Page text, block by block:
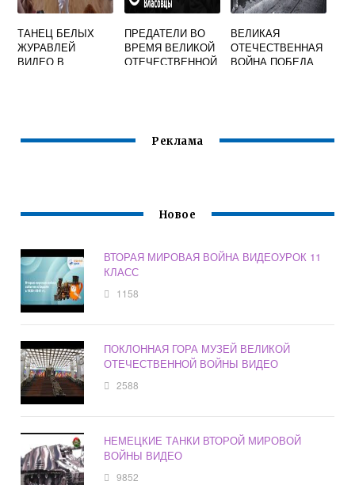
ТАНЕЦ БЕЛЫХ
ЖУРАВЛЕЙ
ВИДЕО В
ПРЕДАТЕЛИ ВО
ВРЕМЯ ВЕЛИКОЙ
ОТЕЧЕСТВЕННОЙ
ВЕЛИКАЯ
ОТЕЧЕСТВЕННАЯ
ВОЙНА ПОБЕДА
Реклама
Новое
ВТОРАЯ МИРОВАЯ ВОЙНА ВИДЕОУРОК 11
КЛАСС
1158
ПОКЛОННАЯ ГОРА МУЗЕЙ ВЕЛИКОЙ
ОТЕЧЕСТВЕННОЙ ВОЙНЫ ВИДЕО
2588
НЕМЕЦКИЕ ТАНКИ ВТОРОЙ МИРОВОЙ
ВОЙНЫ ВИДЕО
9852